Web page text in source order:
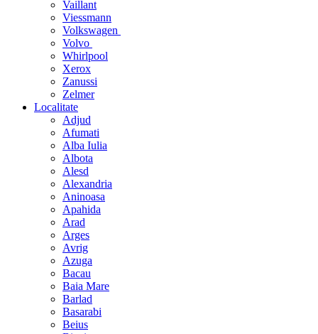
Vaillant
Viessmann
Volkswagen
Volvo
Whirlpool
Xerox
Zanussi
Zelmer
Localitate
Adjud
Afumati
Alba Iulia
Albota
Alesd
Alexandria
Aninoasa
Apahida
Arad
Arges
Avrig
Azuga
Bacau
Baia Mare
Barlad
Basarabi
Beius